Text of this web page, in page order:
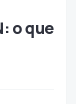
o que